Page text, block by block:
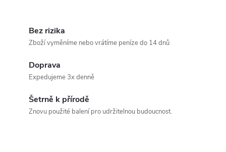
Bez rizika
Zboží vyměníme nebo vrátíme peníze do 14 dnů
Doprava
Expedujeme 3x denně
Šetrně k přírodě
Znovu použité balení pro udržitelnou budoucnost.